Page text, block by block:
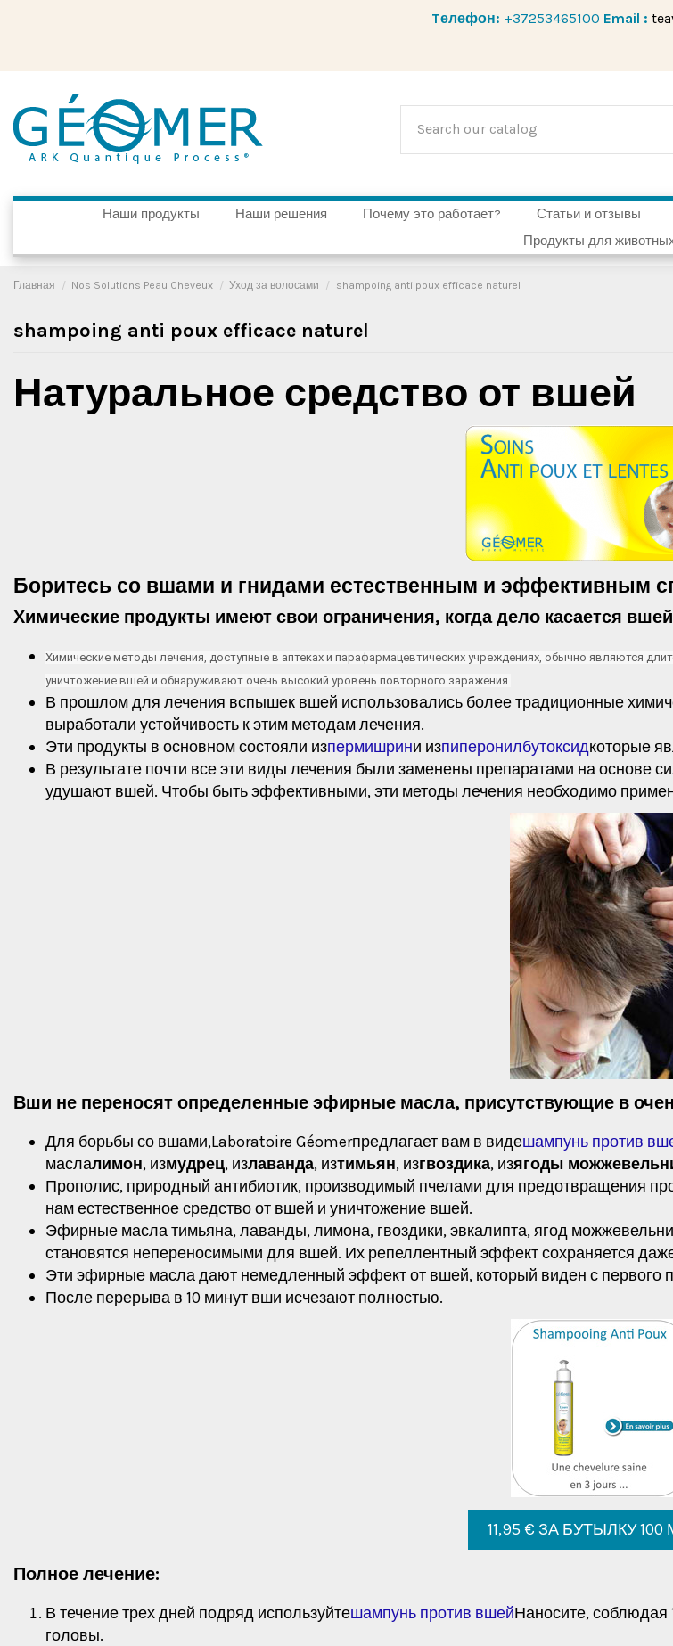
Tелефон: +37253465100 Email :
Наши продукты Наши решения Почему это работает? Статьи и отзывы
Продукты для
Главная Nos Solutions Peau Cheveux Уход за волосами shampoing anti poux efficace naturel
shampoing anti poux efficace naturel
Натуральное средство от вшей
Боритесь со вшами и гнидами естественным и эффективным
Химические продукты имеют свои ограничения, когда дело касается
Химические методы лечения, доступные в аптеках и парафармацевтических учреждениях, обычно являются
уничтожение вшей и обнаруживают очень высокий уровень повторного заражения.
В прошлом для лечения вспышек вшей использовались более традиционные
выработали устойчивость к этим методам лечения.
Эти продукты в основном состояли изпермишрини изпиперонилбутоксидкоторые
В результате почти все эти виды лечения были заменены препаратами на основе
удушают вшей. Чтобы быть эффективными, эти методы лечения необходимо
Вши не переносят определенные эфирные масла, присутствующие в
Для борьбы со вшами,Laboratoire Géomerпредлагает вам в видешампунь против
маслалимон, измудрец, излаванда, изтимьян, изгвоздика, изягоды
Прополис, природный антибиотик, производимый пчелами для предотвращения
нам естественное средство от вшей и уничтожение вшей.
Эфирные масла тимьяна, лаванды, лимона, гвоздики, эвкалипта, ягод
становятся непереносимыми для вшей. Их репеллентный эффект сохраняется
Эти эфирные масла дают немедленный эффект от вшей, который виден с первого
После перерыва в 10 минут вши исчезают полностью.
11,95 € ЗА БУТЫЛКУ 100
Полное лечение:
В течение трех дней подряд используйтешампунь против вшейНаносите, соблюдая
головы.